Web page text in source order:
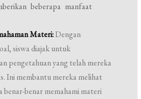
beberapa manfaat
Materi:Dengan
siswa diajak untuk
pengetahuan yang telah mereka
Ini membantu mereka melihat
benar-benar memahami materi